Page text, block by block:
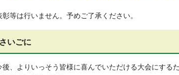
彰等は行いません。予めご了承ください。
さいごに
後、よりいっそう皆様に喜んでいただける大会にする